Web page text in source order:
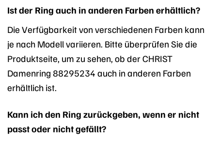
Ist der Ring auch in anderen Farben erhältlich?
Die Verfügbarkeit von verschiedenen Farben kann
je nach Modell variieren. Bitte überprüfen Sie die
Produktseite, um zu sehen, ob der CHRIST
Damenring 88295234 auch in anderen Farben
erhältlich ist.
Kann ich den Ring zurückgeben, wenn er nicht
passt oder nicht gefällt?